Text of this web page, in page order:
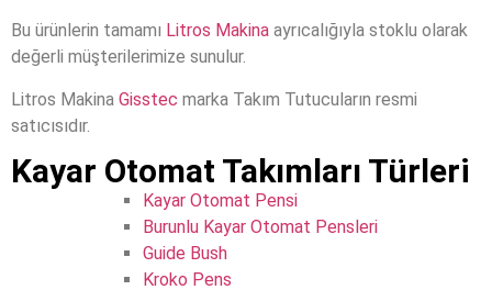
Bu ürünlerin tamamı Litros Makina ayrıcalığıyla stoklu olarak
değerli müşterilerimize sunulur.
Litros Makina Gisstec marka Takım Tutucuların resmi
satıcısıdır.
Kayar Otomat Takımları Türleri
Kayar Otomat Pensi
Burunlu Kayar Otomat Pensleri
Guide Bush
Kroko Pens